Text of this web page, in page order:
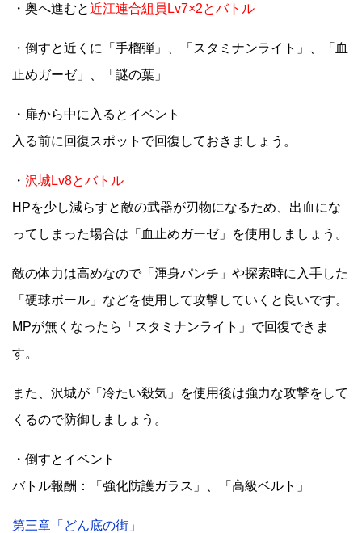
・奥へ進むと近江連合組員Lv7×2とバトル
・倒すと近くに「手榴弾」、「スタミナンライト」、「血
止めガーゼ」、「謎の葉」
・扉から中に入るとイベント
入る前に回復スポットで回復しておきましょう。
・ 沢城Lv8とバトル
HPを少し減らすと敵の武器が刃物になるため、出血にな
ってしまった場合は「血止めガーゼ」を使用しましょう。
敵の体力は高めなので「渾身パンチ」や探索時に入手した
「硬球ボール」などを使用して攻撃していくと良いです。
MPが無くなったら「スタミナンライト」で回復できま
す。
また、沢城が「冷たい殺気」を使用後は強力な攻撃をして
くるので防御しましょう。
・倒すとイベント
バトル報酬：「強化防護ガラス」、「高級ベルト」
第三章「どん底の街」